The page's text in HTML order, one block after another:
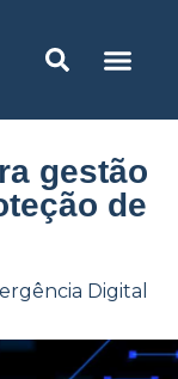
gestão
de
Digital